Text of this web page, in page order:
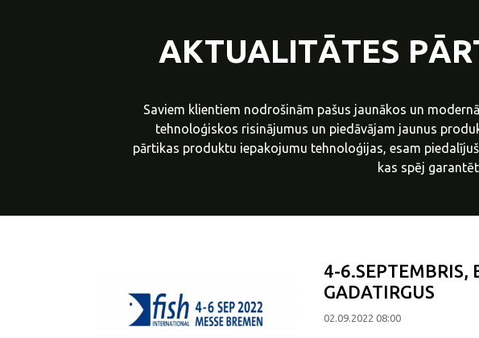
AKTUALITĀTES
Saviem klientiem nodrošinām pašus jaunākos un
tehnoloģiskos risinājumus un piedāvājam jaunus
pārtikas produktu iepakojumu tehnoloģijas, esam
kas spēj
4-6.SEPTEMBRIS,
GADATIRGUS
02.09.2022 08:00